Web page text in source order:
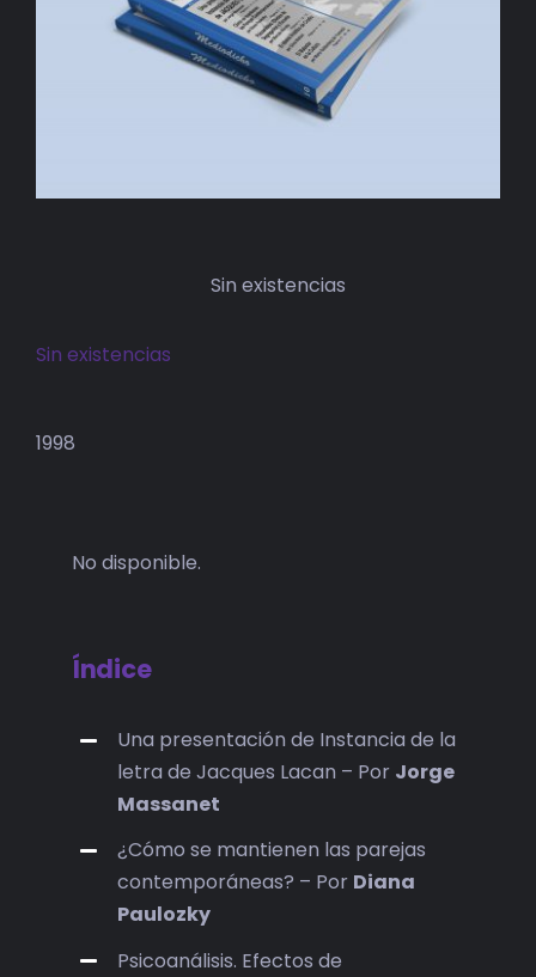
Sin existencias
Sin existencias
1998
No disponible.
Índice
Una presentación de Instancia de la
letra de Jacques Lacan – Por Jorge
Massanet
¿Cómo se mantienen las parejas
contemporáneas? – Por Diana
Paulozky
Psicoanálisis. Efectos de